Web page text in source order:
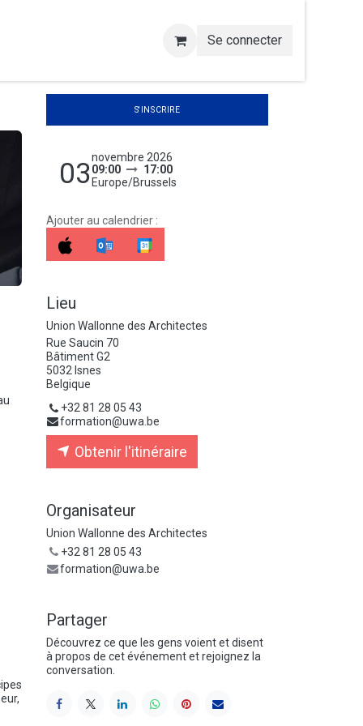
Se connecter
S'INSCRIRE
03novembre 2026
09:00
17:00
Europe/Brussels
Ajouter au calendrier :
Lieu
Union Wallonne des Architectes
Rue Saucin 70
Bâtiment G2
5032 Isnes
Belgique
+32 81 28 05 43
formation@uwa.be
Obtenir l'itinéraire
Organisateur
Union Wallonne des Architectes
+32 81 28 05 43
formation@uwa.be
Partager
Découvrez ce que les gens voient et disent
à propos de cet événement et rejoignez la
conversation.